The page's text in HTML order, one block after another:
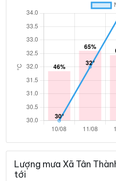
Lượng mưa Xã Tân
tới